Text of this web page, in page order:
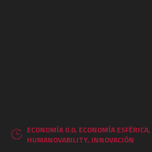
ECONOMÍA 0.0, ECONOMÍA ESFÉRICA,
HUMANOVABILITY, INNOVACIÓN